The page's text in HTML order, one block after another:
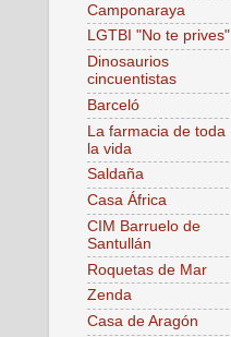
Camponaraya
LGTBI "No te prives"
Dinosaurios
cincuentistas
Barceló
La farmacia de toda
la vida
Saldaña
Casa África
CIM Barruelo de
Santullán
Roquetas de Mar
Zenda
Casa de Aragón